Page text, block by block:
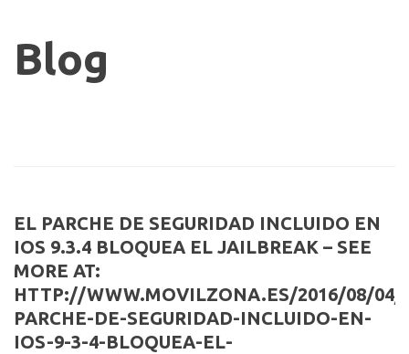
Blog
EL PARCHE DE SEGURIDAD INCLUIDO EN
IOS 9.3.4 BLOQUEA EL JAILBREAK – SEE
MORE AT:
HTTP://WWW.MOVILZONA.ES/2016/08/04/
PARCHE-DE-SEGURIDAD-INCLUIDO-EN-
IOS-9-3-4-BLOQUEA-EL-